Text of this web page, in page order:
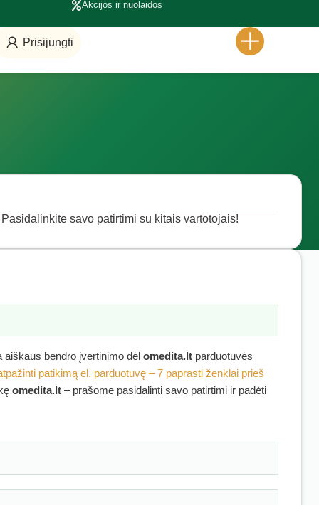
Akcijos ir nuolaidos
Prisijungti
savo patirtimi su kitais vartotojais!
aiškaus bendro įvertinimo dėl omedita.lt parduotuvės
patikimą el. parduotuvę – 7 paprasti ženklai prieš
omedita.lt – prašome pasidalinti savo patirtimi ir padėti